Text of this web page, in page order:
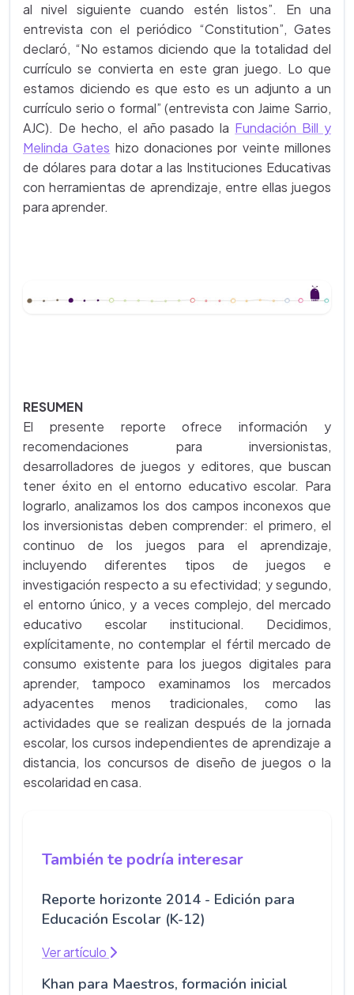
al nivel siguiente cuando estén listos”. En una
entrevista con el periódico “Constitution”, Gates
declaró, “No estamos diciendo que la totalidad del
currículo se convierta en este gran juego. Lo que
estamos diciendo es que esto es un adjunto a un
currículo serio o formal” (entrevista con Jaime Sarrio,
AJC). De hecho, el año pasado la Fundación Bill y
Melinda Gates hizo donaciones por veinte millones
de dólares para dotar a las Instituciones Educativas
con herramientas de aprendizaje, entre ellas juegos
para aprender.
RESUMEN
El presente reporte ofrece información y
recomendaciones para inversionistas,
desarrolladores de juegos y editores, que buscan
tener éxito en el entorno educativo escolar. Para
lograrlo, analizamos los dos campos inconexos que
los inversionistas deben comprender: el primero, el
continuo de los juegos para el aprendizaje,
incluyendo diferentes tipos de juegos e
investigación respecto a su efectividad; y segundo,
el entorno único, y a veces complejo, del mercado
educativo escolar institucional. Decidimos,
explícitamente, no contemplar el fértil mercado de
consumo existente para los juegos digitales para
aprender, tampoco examinamos los mercados
adyacentes menos tradicionales, como las
actividades que se realizan después de la jornada
escolar, los cursos independientes de aprendizaje a
distancia, los concursos de diseño de juegos o la
escolaridad en casa.
También te podría interesar
Reporte horizonte 2014 - Edición para
Educación Escolar (K-12)
Ver artículo
Khan para Maestros, formación inicial